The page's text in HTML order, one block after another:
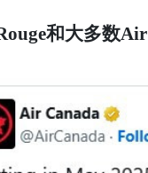
和大多数